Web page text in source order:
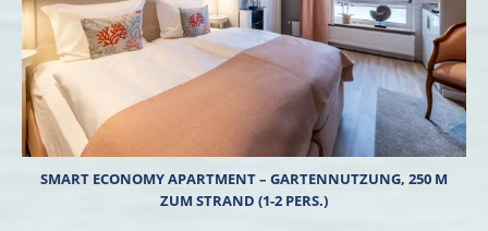
SMART ECONOMY APARTMENT – GARTENNUTZUNG, 250 M
ZUM STRAND (1-2 PERS.)